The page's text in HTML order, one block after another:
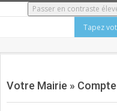
Passer en contraste
Menu
Votre Mairie »